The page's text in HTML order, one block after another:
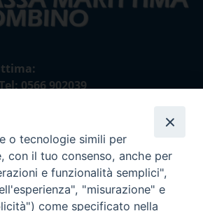
0566 902039
A Tel e Fax: 0565 32036
o tecnologie simili per
con il tuo consenso, anche per
e funzionalità semplici",
"misurazione" e
come specificato nella